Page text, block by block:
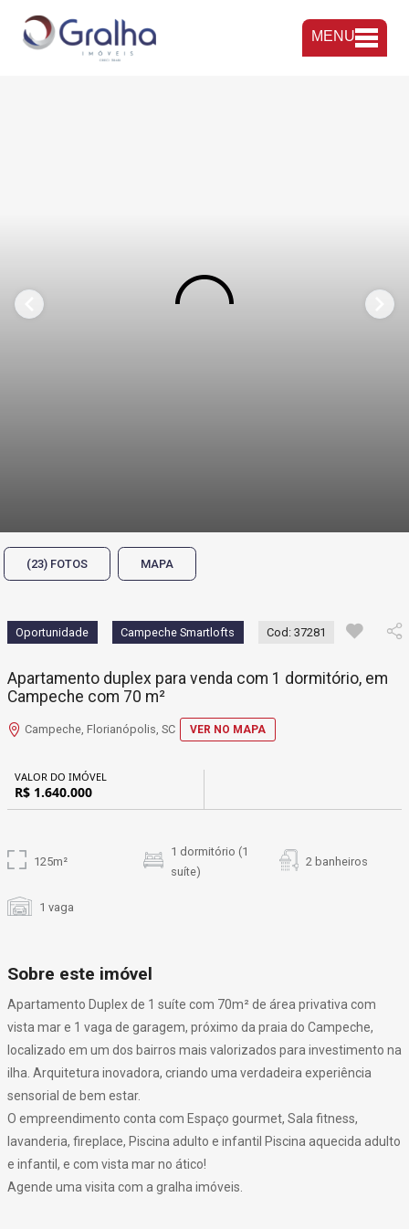
MENU
(23) FOTOS MAPA
Oportunidade Campeche Smartlofts Cod: 37281
Apartamento duplex para venda com 1 dormitório, em
Campeche com 70 m²
Campeche, Florianópolis, SC VER NO MAPA
VALOR DO IMÓVEL
R$ 1.640.000
125m²
1 dormitório (1
suíte)
2 banheiros
1 vaga
Sobre este imóvel
Apartamento Duplex de 1 suíte com 70m² de área privativa com
vista mar e 1 vaga de garagem, próximo da praia do Campeche,
localizado em um dos bairros mais valorizados para investimento na
ilha. Arquitetura inovadora, criando uma verdadeira experiência
sensorial de bem estar.
O empreendimento conta com Espaço gourmet, Sala fitness,
lavanderia, fireplace, Piscina adulto e infantil Piscina aquecida adulto
e infantil, e com vista mar no ático!
Agende uma visita com a gralha imóveis.